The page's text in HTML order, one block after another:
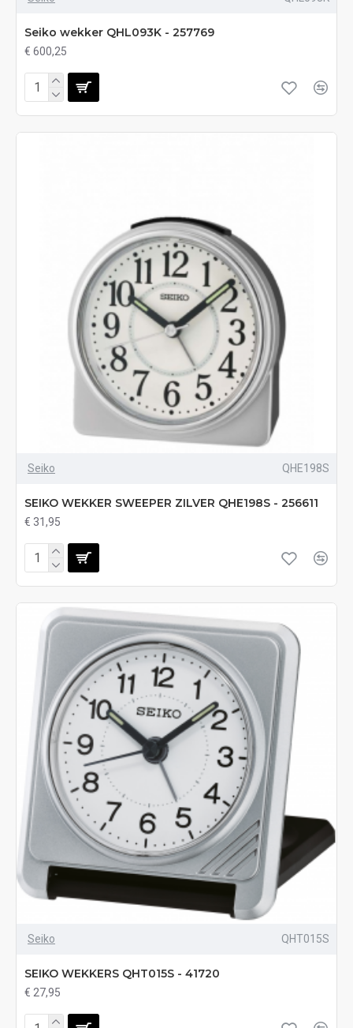
Seiko wekker QHL093K - 257769
€ 600,25
Seiko QHE198S
SEIKO WEKKER SWEEPER ZILVER QHE198S - 256611
€ 31,95
Seiko QHT015S
SEIKO WEKKERS QHT015S - 41720
€ 27,95